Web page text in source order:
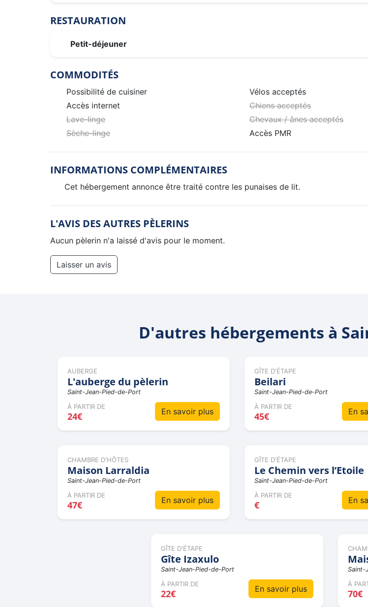
RESTAURATION
Petit-déjeuner
COMMODITÉS
Possibilité de cuisiner
Vélos acceptés
Accès internet
Chiens acceptés
Lave-linge
Chevaux / ânes acceptés
Sèche-linge
Accès PMR
INFORMATIONS COMPLÉMENTAIRES
Cet hébergement annonce être traité contre les punaises de lit.
L'AVIS DES AUTRES PÈLERINS
Aucun pèlerin n'a laissé d'avis pour le moment.
Laisser un avis
D'autres hébergements à
AUBERGE
L'auberge du pèlerin
Saint-Jean-Pied-de-Port
À PARTIR DE
24€ En savoir plus
GÎTE D'ÉTAPE
Beilari
Saint-Jean-Pied-de-Port
À PARTIR DE
45€ En
CHAMBRE D'HÔTES
Maison Larraldia
Saint-Jean-Pied-de-Port
À PARTIR DE
47€ En savoir plus
GÎTE D'ÉTAPE
Le Chemin vers l’Etoile
Saint-Jean-Pied-de-Port
À PARTIR DE
€ En
GÎTE D'ÉTAPE
Gîte Izaxulo
Saint-Jean-Pied-de-Port
À PARTIR DE
22€ En savoir plus
Saint-
À
70€